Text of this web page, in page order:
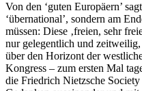
Von den ‘guten Europäern’
‘übernational’, sondern am
müssen: Diese ‚freien, sehr
nur gelegentlich und
über den Horizont der
Kongress – zum ersten Mal
die Friedrich Nietzsche